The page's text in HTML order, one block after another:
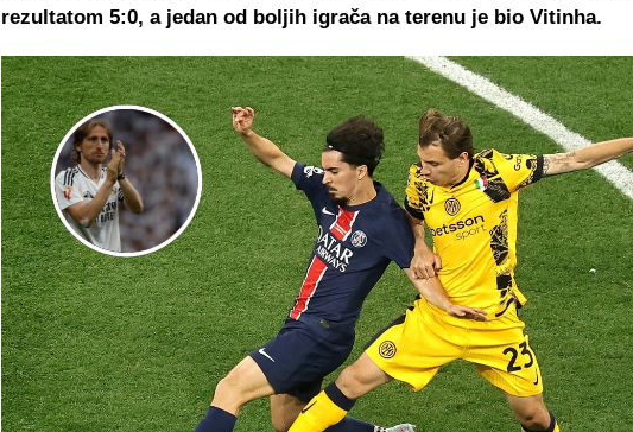
rezultatom 5:0, a jedan od boljih igrača na terenu je bio Vitinha.